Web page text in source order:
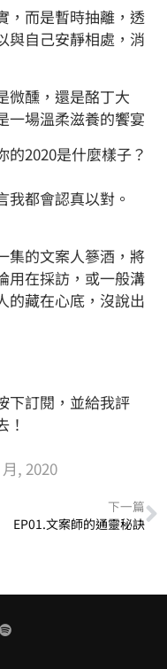
，而是暫時抽離，透
與自己安靜相處，消
微醺，還是酩丁大
一場溫柔滋養的饗宴
2020是什麼樣子？
都會認真以對。
集的文案人篸酒，將
用在採訪，或一般溝
的藏在心底，沒說出
下訂閱，並給我評
！
, 2020
下一篇
EP01.文案師的通靈秘訣